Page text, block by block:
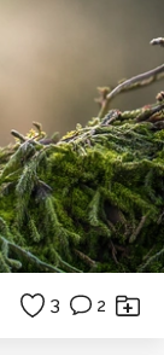
3 2